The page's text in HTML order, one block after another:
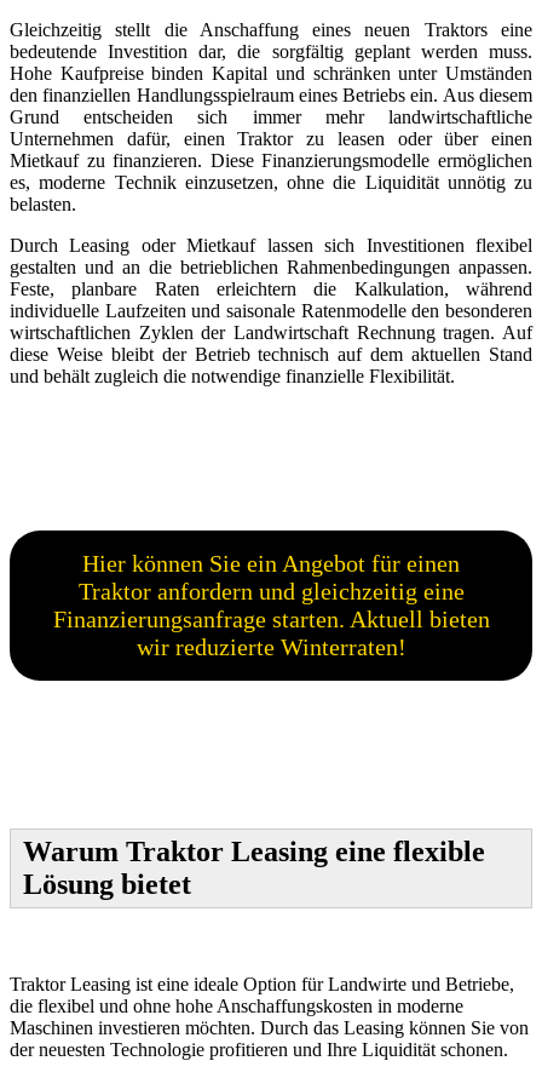
Gleichzeitig stellt die Anschaffung eines neuen Traktors eine
bedeutende Investition dar, die sorgfältig geplant werden muss.
Hohe Kaufpreise binden Kapital und schränken unter Umständen
den finanziellen Handlungsspielraum eines Betriebs ein. Aus diesem
Grund entscheiden sich immer mehr landwirtschaftliche
Unternehmen dafür, einen Traktor zu leasen oder über einen
Mietkauf zu finanzieren. Diese Finanzierungsmodelle ermöglichen
es, moderne Technik einzusetzen, ohne die Liquidität unnötig zu
belasten.
Durch Leasing oder Mietkauf lassen sich Investitionen flexibel
gestalten und an die betrieblichen Rahmenbedingungen anpassen.
Feste, planbare Raten erleichtern die Kalkulation, während
individuelle Laufzeiten und saisonale Ratenmodelle den besonderen
wirtschaftlichen Zyklen der Landwirtschaft Rechnung tragen. Auf
diese Weise bleibt der Betrieb technisch auf dem aktuellen Stand
und behält zugleich die notwendige finanzielle Flexibilität.
Hier können Sie ein Angebot für einen
Traktor anfordern und gleichzeitig eine
Finanzierungsanfrage starten. Aktuell bieten
wir reduzierte Winterraten!
Warum Traktor Leasing eine flexible
Lösung bietet
Traktor Leasing ist eine ideale Option für Landwirte und Betriebe,
die flexibel und ohne hohe Anschaffungskosten in moderne
Maschinen investieren möchten. Durch das Leasing können Sie von
der neuesten Technologie profitieren und Ihre Liquidität schonen.